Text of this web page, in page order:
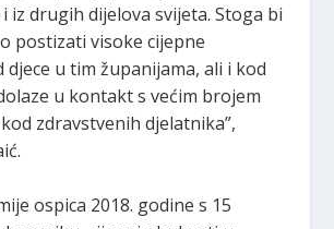
iz drugih dijelova svijeta. Stoga bi
postizati visoke cijepne
u tim županijama, ali i kod
u kontakt s većim brojem
zdravstvenih djelatnika”,
ospica 2018. godine s 15